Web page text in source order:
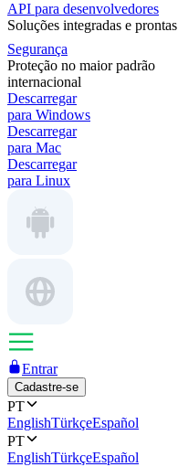
API para desenvolvedores
Soluções integradas e prontas
Segurança
Proteção no maior padrão
internacional
Descarregar
para Windows
Descarregar
para Mac
Descarregar
para Linux
Entrar
Cadastre-se
PT
EnglishTürkçeEspañol
PT
EnglishTürkçeEspañol